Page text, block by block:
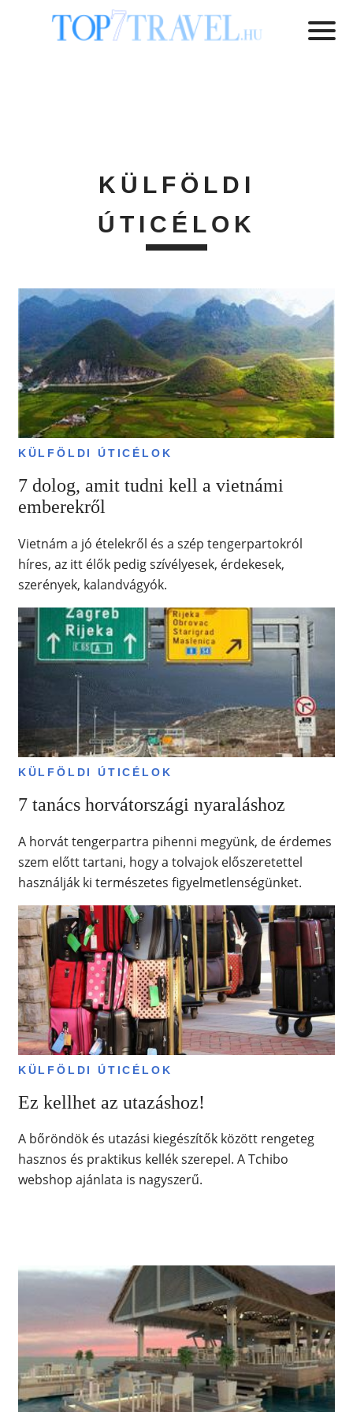
KÜLFÖLDI
ÚTICÉLOK
KÜLFÖLDI ÚTICÉLOK
7 dolog, amit tudni kell a vietnámi
emberekről
Vietnám a jó ételekről és a szép tengerpartokról
híres, az itt élők pedig szívélyesek, érdekesek,
szerények, kalandvágyók.
KÜLFÖLDI ÚTICÉLOK
7 tanács horvátországi nyaraláshoz
A horvát tengerpartra pihenni megyünk, de érdemes
szem előtt tartani, hogy a tolvajok előszeretettel
használják ki természetes figyelmetlenségünket.
KÜLFÖLDI ÚTICÉLOK
Ez kellhet az utazáshoz!
A bőröndök és utazási kiegészítők között rengeteg
hasznos és praktikus kellék szerepel. A Tchibo
webshop ajánlata is nagyszerű.